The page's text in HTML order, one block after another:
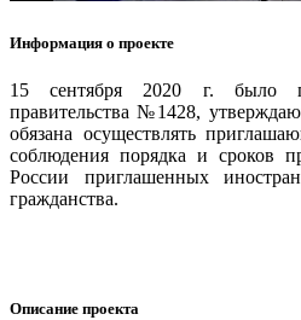
Информация о проекте
15 сентября 2020 г. было
правительства №1428,
обязана осуществлять
соблюдения порядка и сроков
России приглашенных
гражданства.
Описание проекта